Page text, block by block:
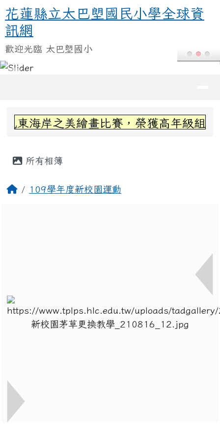
跳至主內容區
花蓮縣立太巴塱國民小學全球資訊
花蓮縣立太巴塱國民小學全球資
訊網
歡迎光臨 太巴塱國小
上中區域內容
海岸之美繪畫比賽，榮獲高年級組第三
所有相簿
回首頁109學年度新校園運動